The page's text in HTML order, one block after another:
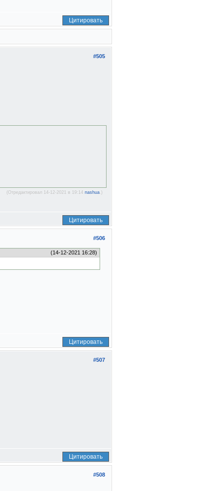
Цитировать
#505
(Отредактировал 14-12-2021 в 19:14 nashua .)
Цитировать
#506
(14-12-2021 16:28)
Цитировать
#507
Цитировать
#508